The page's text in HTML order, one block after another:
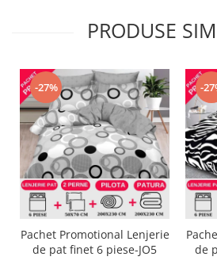
PRODUSE
-27%
Pachet Promotional Lenjerie
de pat finet 6 piese-JO5
-
de